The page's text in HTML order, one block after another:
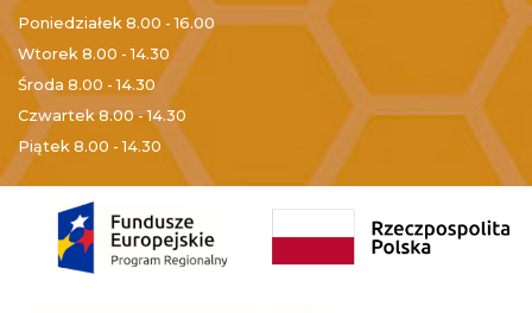
Poniedziałek 8.00 - 16.00
Wtorek 8.00 - 14.30
Środa 8.00 - 14.30
Czwartek8.00 - 14.30
Piątek 8.00 - 14.30